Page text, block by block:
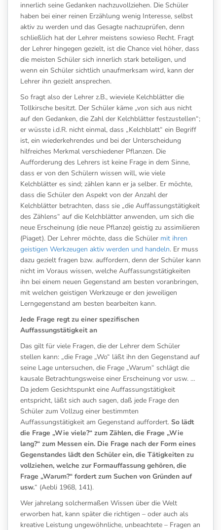
innerlich seine Gedanken nachzuvollziehen. Die Schüler
haben bei einer reinen Erzählung wenig Interesse, selbst
aktiv zu werden und das Gesagte nachzuprüfen, denn
schließlich hat der Lehrer meistens sowieso Recht. Fragt
der Lehrer hingegen gezielt, ist die Chance viel höher, dass
die meisten Schüler sich innerlich stark beteiligen, und
wenn ein Schüler sichtlich unaufmerksam wird, kann der
Lehrer ihn gezielt ansprechen.
So fragt also der Lehrer z.B., wieviele Kelchblätter die
Tollkirsche besitzt. Der Schüler käme „von sich aus nicht
auf den Gedanken, die Zahl der Kelchblätter festzustellen“;
er wüsste i.d.R. nicht einmal, dass „Kelchblatt“ ein Begriff
ist, ein wiederkehrendes und bei der Unterscheidung
hilfreiches Merkmal verschiedener Pflanzen. Die
Aufforderung des Lehrers ist keine Frage in dem Sinne,
dass er von den Schülern wissen will, wie viele
Kelchblätter es sind; zählen kann er ja selber. Er möchte,
dass die Schüler den Aspekt von der Anzahl der
Kelchblätter betrachten, dass sie „die Auffassungstätigkeit
des Zählens“ auf die Kelchblätter anwenden, um sich die
neue Erscheinung (die neue Pflanze) geistig zu assimilieren
(Piaget). Der Lehrer möchte, dass die Schüler mit ihren
geistigen Werkzeugen aktiv werden und handeln. Er muss
dazu gezielt fragen bzw. auffordern, denn der Schüler kann
nicht im Voraus wissen, welche Auffassungstätigkeiten
ihn bei einem neuen Gegenstand am besten voranbringen,
mit welchen geistigen Werkzeuge er den jeweiligen
Lerngegenstand am besten bearbeiten kann.
Jede Frage regt zu einer spezifischen
Auffassungstätigkeit an
Das gilt für viele Fragen, die der Lehrer dem Schüler
stellen kann: „die Frage „Wo“ läßt ihn den Gegenstand auf
seine Lage untersuchen, die Frage „Warum“ schlägt die
kausale Betrachtungsweise einer Erscheinung vor usw. …
Da jedem Gesichtspunkt eine Auffassungstätigkeit
entspricht, läßt sich auch sagen, daß jede Frage den
Schüler zum Vollzug einer bestimmten
Auffassungstätigkeit am Gegenstand auffordert. So lädt
die Frage „Wie viele?“ zum Zählen, die Frage „Wie
lang?“ zum Messen ein. Die Frage nach der Form eines
Gegenstandes lädt den Schüler ein, die Tätigkeiten zu
vollziehen, welche zur Formauffassung gehören, die
Frage „Warum?“ fordert zum Suchen von Gründen auf
usw.“ (Aebli 1968, 141).
Wer jahrelang solchermaßen Wissen über die Welt
erworben hat, kann später die richtigen – oder auch als
kreative Leistung ungewöhnliche, unbeachtete – Fragen an